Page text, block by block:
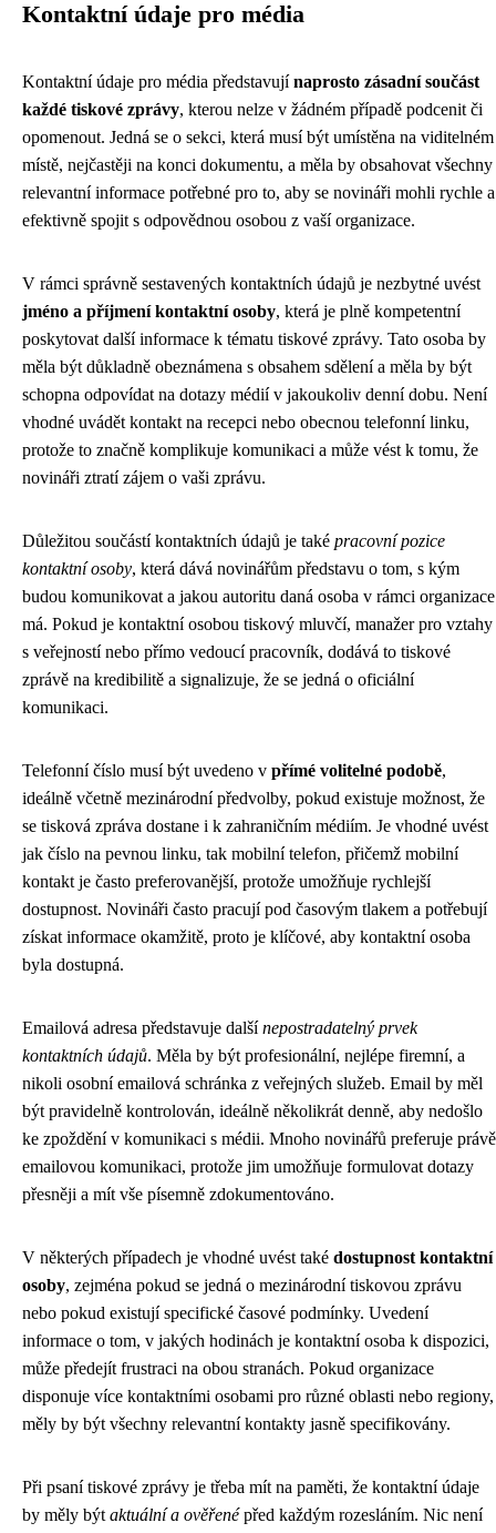
Kontaktní údaje pro média
Kontaktní údaje pro média představujínaprosto zásadní součást
každé tiskové zprávy, kterou nelze v žádném případě podcenit či
opomenout. Jedná se o sekci, která musí být umístěna na viditelném
místě, nejčastěji na konci dokumentu, a měla by obsahovat všechny
relevantní informace potřebné pro to, aby se novináři mohli rychle a
efektivně spojit s odpovědnou osobou z vaší organizace.
V rámci správně sestavených kontaktních údajů je nezbytné uvést
jméno a příjmení kontaktní osoby, která je plně kompetentní
poskytovat další informace k tématu tiskové zprávy. Tato osoba by
měla být důkladně obeznámena s obsahem sdělení a měla by být
schopna odpovídat na dotazy médií v jakoukoliv denní dobu. Není
vhodné uvádět kontakt na recepci nebo obecnou telefonní linku,
protože to značně komplikuje komunikaci a může vést k tomu, že
novináři ztratí zájem o vaši zprávu.
Důležitou součástí kontaktních údajů je také pracovní pozice
kontaktní osoby, která dává novinářům představu o tom, s kým
budou komunikovat a jakou autoritu daná osoba v rámci organizace
má. Pokud je kontaktní osobou tiskový mluvčí, manažer pro vztahy
s veřejností nebo přímo vedoucí pracovník, dodává to tiskové
zprávě na kredibilitě a signalizuje, že se jedná o oficiální
komunikaci.
Telefonní číslo musí být uvedeno v přímé volitelné podobě,
ideálně včetně mezinárodní předvolby, pokud existuje možnost, že
se tisková zpráva dostane i k zahraničním médiím. Je vhodné uvést
jak číslo na pevnou linku, tak mobilní telefon, přičemž mobilní
kontakt je často preferovanější, protože umožňuje rychlejší
dostupnost. Novináři často pracují pod časovým tlakem a potřebují
získat informace okamžitě, proto je klíčové, aby kontaktní osoba
byla dostupná.
Emailová adresa představuje dalšínepostradatelný prvek
kontaktních údajů. Měla by být profesionální, nejlépe firemní, a
nikoli osobní emailová schránka z veřejných služeb. Email by měl
být pravidelně kontrolován, ideálně několikrát denně, aby nedošlo
ke zpoždění v komunikaci s médii. Mnoho novinářů preferuje právě
emailovou komunikaci, protože jim umožňuje formulovat dotazy
přesněji a mít vše písemně zdokumentováno.
V některých případech je vhodné uvést také dostupnost kontaktní
osoby, zejména pokud se jedná o mezinárodní tiskovou zprávu
nebo pokud existují specifické časové podmínky. Uvedení
informace o tom, v jakých hodinách je kontaktní osoba k dispozici,
může předejít frustraci na obou stranách. Pokud organizace
disponuje více kontaktními osobami pro různé oblasti nebo regiony,
měly by být všechny relevantní kontakty jasně specifikovány.
Při psaní tiskové zprávy je třeba mít na paměti, že kontaktní údaje
by měly být aktuální a ověřenépřed každým rozesláním. Nic není